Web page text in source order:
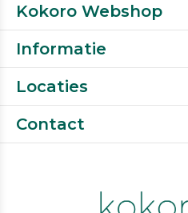
Kokoro Webshop
Informatie
Locaties
Contact